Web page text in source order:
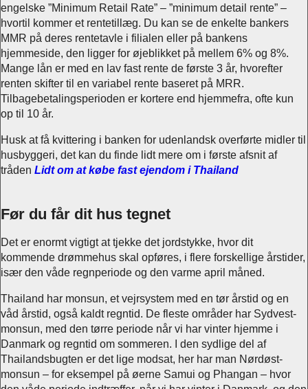
engelske ”Minimum Retail Rate” – ”minimum detail rente” –
hvortil kommer et rentetillæg. Du kan se de enkelte bankers
MMR på deres rentetavle i filialen eller på bankens
hjemmeside, den ligger for øjeblikket på mellem 6% og 8%.
Mange lån er med en lav fast rente de første 3 år, hvorefter
renten skifter til en variabel rente baseret på MRR.
Tilbagebetalingsperioden er kortere end hjemmefra, ofte kun
op til 10 år.
Husk at få kvittering i banken for udenlandsk overførte midler til
husbyggeri, det kan du finde lidt mere om i første afsnit af
tråden Lidt om at købe fast ejendom i Thailand
Før du får dit hus tegnet
Det er enormt vigtigt at tjekke det jordstykke, hvor dit
kommende drømmehus skal opføres, i flere forskellige årstider,
især den våde regnperiode og den varme april måned.
Thailand har monsun, et vejrsystem med en tør årstid og en
våd årstid, også kaldt regntid. De fleste områder har Sydvest-
monsun, med den tørre periode når vi har vinter hjemme i
Danmark og regntid om sommeren. I den sydlige del af
Thailandsbugten er det lige modsat, her har man Nørdøst-
monsun – for eksempel på øerne Samui og Phangan – hvor